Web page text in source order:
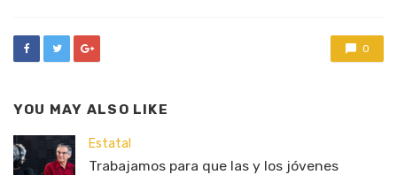
0
YOU MAY ALSO LIKE
Estatal
Trabajamos para que las y los jóvenes